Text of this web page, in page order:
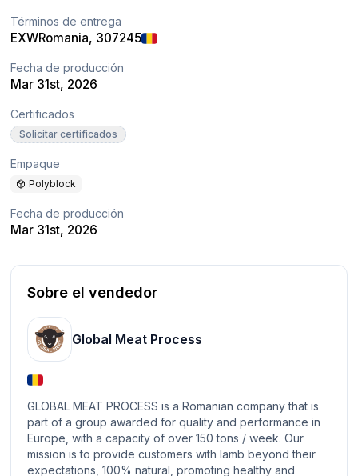
Términos de entrega
EXWRomania, 307245
Fecha de producción
Mar 31st, 2026
Certificados
Solicitar certificados
Empaque
Polyblock
Fecha de producción
Mar 31st, 2026
Sobre el vendedor
Global Meat Process
GLOBAL MEAT PROCESS is a Romanian company that is
part of a group awarded for quality and performance in
Europe, with a capacity of over 150 tons / week. Our
mission is to provide customers with lamb beyond their
expectations, 100% natural, promoting healthy and